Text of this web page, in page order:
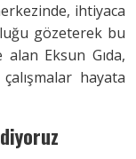
ihtiyaca
gözeterek bu
Eksun Gıda,
hayata